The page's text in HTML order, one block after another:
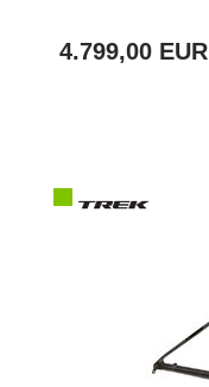
4.799,00 EUR